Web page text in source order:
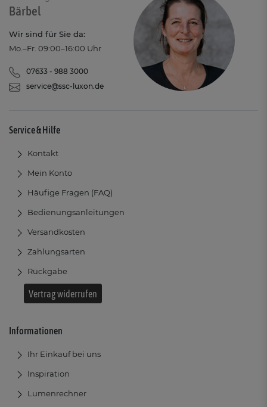
Bärbel
Wir sind für Sie da:
Mo.–Fr. 09:00–16:00 Uhr
07633 - 988 3000
service@ssc-luxon.de
Service & Hilfe
Kontakt
Mein Konto
Häufige Fragen (FAQ)
Bedienungsanleitungen
Versandkosten
Zahlungsarten
Rückgabe
Vertrag widerrufen
Informationen
Ihr Einkauf bei uns
Inspiration
Lumenrechner